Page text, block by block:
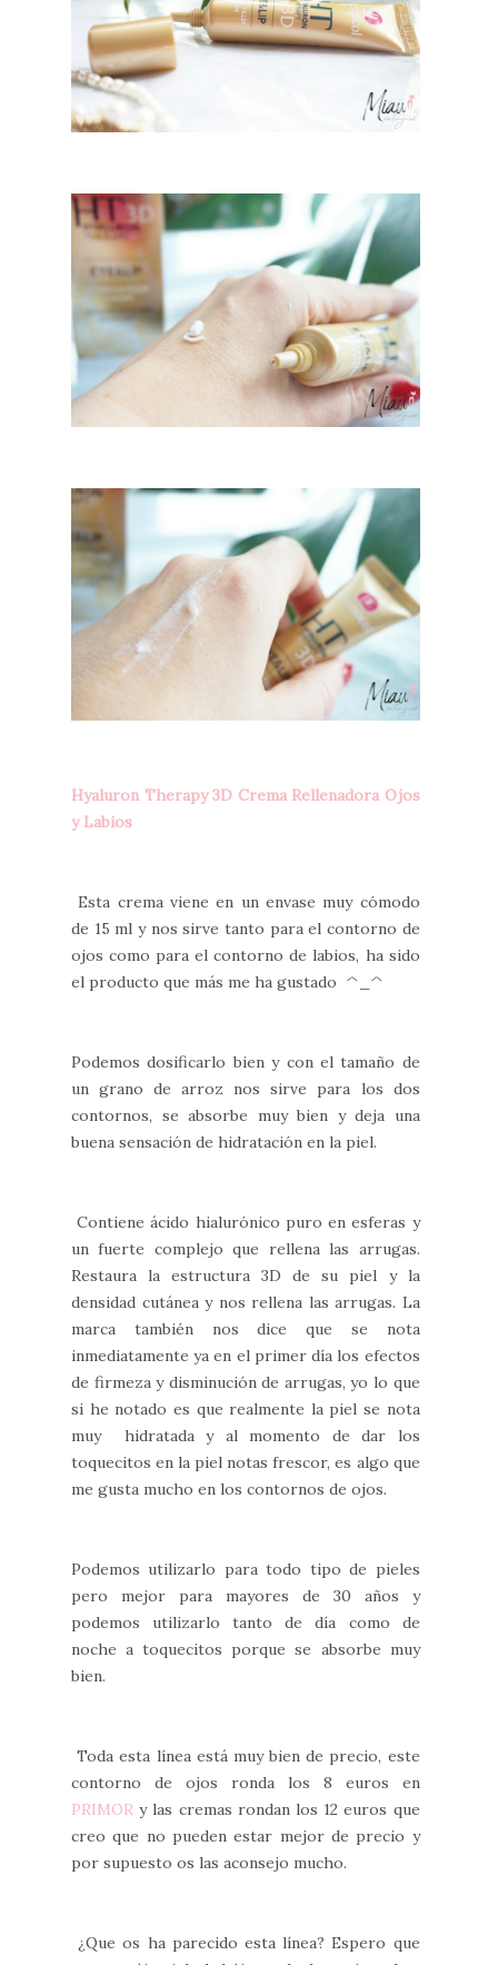
Hyaluron Therapy 3D Crema Rellenadora Ojos
y Labios
Esta crema viene en un envase muy cómodo
de 15 ml y nos sirve tanto para el contorno de
ojos como para el contorno de labios, ha sido
el producto que más me ha gustado ^_^
Podemos dosificarlo bien y con el tamaño de
un grano de arroz nos sirve para los dos
contornos, se absorbe muy bien y deja una
buena sensación de hidratación en la piel.
Contiene ácido hialurónico puro en esferas y
un fuerte complejo que rellena las arrugas.
Restaura la estructura 3D de su piel y la
densidad cutánea y nos rellena las arrugas. La
marca también nos dice que se nota
inmediatamente ya en el primer día los efectos
de firmeza y disminución de arrugas, yo lo que
si he notado es que realmente la piel se nota
muy hidratada y al momento de dar los
toquecitos en la piel notas frescor, es algo que
me gusta mucho en los contornos de ojos.
Podemos utilizarlo para todo tipo de pieles
pero mejor para mayores de 30 años y
podemos utilizarlo tanto de día como de
noche a toquecitos porque se absorbe muy
bien.
Toda esta línea está muy bien de precio, este
contorno de ojos ronda los 8 euros en
PRIMOR y las cremas rondan los 12 euros que
creo que no pueden estar mejor de precio y
por supuesto os las aconsejo mucho.
¿Que os ha parecido esta línea? Espero que